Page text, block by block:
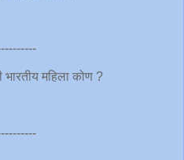
भारतीय महिला कोण ?